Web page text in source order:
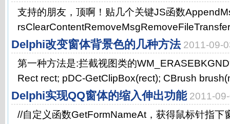
支持的朋友，顶啊！贴几个关键JS函数
Delphi改变窗体背景色的几种方法 2011-09-
第一种方法是:拦截视图类的
Rect rect; pDC-GetClipBox(rect); CBrush
Delphi实现QQ窗体的缩入伸出功能 2011-
//自定义函数GetFormNameAt，获得鼠标针指下